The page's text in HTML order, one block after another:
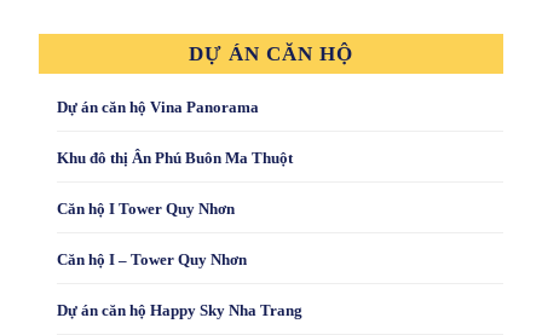
DỰ ÁN CĂN HỘ
Dự án căn hộ Vina Panorama
Khu đô thị Ân Phú Buôn Ma Thuột
Căn hộ I Tower Quy Nhơn
Căn hộ I – Tower Quy Nhơn
Dự án căn hộ Happy Sky Nha Trang